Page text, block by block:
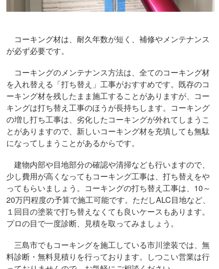
コーキング材は、耐久年数が短く、補修やメンテナンス
が必ず必要です。
コーキングのメンテナンス方法は、全てのコーキング材
を入れ替える「打ち替え」工事がおすすめです。既存のコ
ーキング材を残したまま施工することがありますが、コー
キングは打ち替え工事のほうが長持ちします。コーキング
の増し打ち工事は、劣化したコーキングが外れてしまうこ
とがありますので、新しいコーキング材を充填しても無駄
になってしまうことがあるからです。
建物内部や目地部分の確認や清掃なども行いますので、
少し費用が高くなってもコーキング工事は、打ち替えをや
ってもらいましょう。コーキングの打ち替え工事は、10～
20万円程度の予算で施工可能です。ただしALC目地など、
１回目の塗装で打ち替えなくても良いケースもあります。
プロの目で一度診断、見積を取ってみましょう。
三島市でもコーキングを施工している市川塗装では、無
料診断・無料見積りを行っております。しつこい営業は行